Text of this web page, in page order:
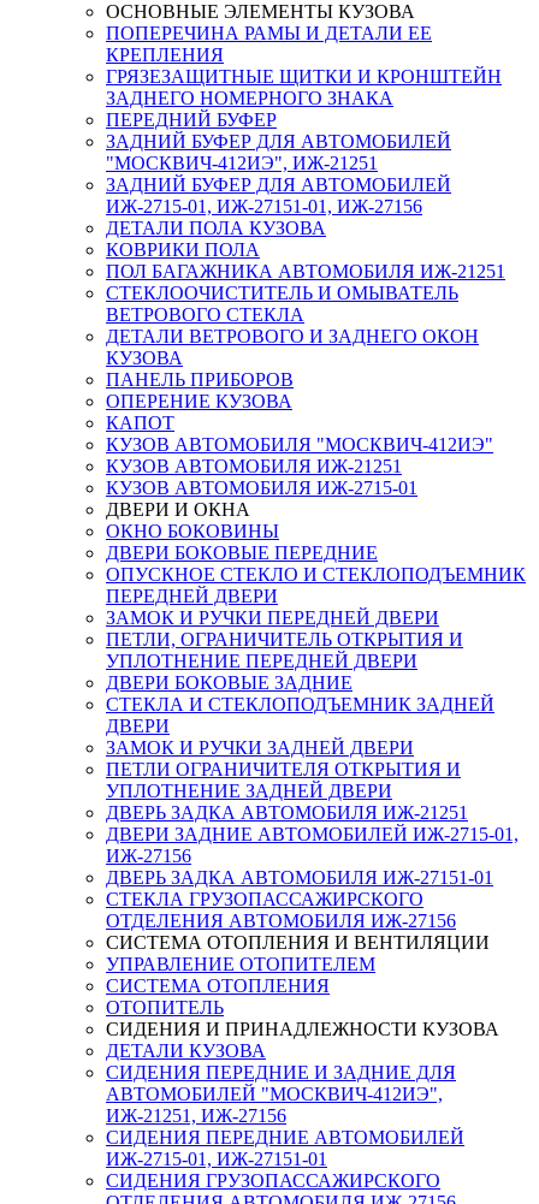
ОСНОВНЫЕ ЭЛЕМЕНТЫ КУЗОВА
ПОПЕРЕЧИНА РАМЫ И ДЕТАЛИ ЕЕ
КРЕПЛЕНИЯ
ГРЯЗЕЗАЩИТНЫЕ ЩИТКИ И КРОНШТЕЙН
ЗАДНЕГО НОМЕРНОГО ЗНАКА
ПЕРЕДНИЙ БУФЕР
ЗАДНИЙ БУФЕР ДЛЯ АВТОМОБИЛЕЙ
"МОСКВИЧ-412ИЭ", ИЖ-21251
ЗАДНИЙ БУФЕР ДЛЯ АВТОМОБИЛЕЙ
ИЖ-2715-01, ИЖ-27151-01, ИЖ-27156
ДЕТАЛИ ПОЛА КУЗОВА
КОВРИКИ ПОЛА
ПОЛ БАГАЖНИКА АВТОМОБИЛЯ ИЖ-21251
СТЕКЛООЧИСТИТЕЛЬ И ОМЫВАТЕЛЬ
ВЕТРОВОГО СТЕКЛА
ДЕТАЛИ ВЕТРОВОГО И ЗАДНЕГО ОКОН
КУЗОВА
ПАНЕЛЬ ПРИБОРОВ
ОПЕРЕНИЕ КУЗОВА
КАПОТ
КУЗОВ АВТОМОБИЛЯ "МОСКВИЧ-412ИЭ"
КУЗОВ АВТОМОБИЛЯ ИЖ-21251
КУЗОВ АВТОМОБИЛЯ ИЖ-2715-01
ДВЕРИ И ОКНА
ОКНО БОКОВИНЫ
ДВЕРИ БОКОВЫЕ ПЕРЕДНИЕ
ОПУСКНОЕ СТЕКЛО И СТЕКЛОПОДЪЕМНИК
ПЕРЕДНЕЙ ДВЕРИ
ЗАМОК И РУЧКИ ПЕРЕДНЕЙ ДВЕРИ
ПЕТЛИ, ОГРАНИЧИТЕЛЬ ОТКРЫТИЯ И
УПЛОТНЕНИЕ ПЕРЕДНЕЙ ДВЕРИ
ДВЕРИ БОКОВЫЕ ЗАДНИЕ
СТЕКЛА И СТЕКЛОПОДЪЕМНИК ЗАДНЕЙ
ДВЕРИ
ЗАМОК И РУЧКИ ЗАДНЕЙ ДВЕРИ
ПЕТЛИ ОГРАНИЧИТЕЛЯ ОТКРЫТИЯ И
УПЛОТНЕНИЕ ЗАДНЕЙ ДВЕРИ
ДВЕРЬ ЗАДКА АВТОМОБИЛЯ ИЖ-21251
ДВЕРИ ЗАДНИЕ АВТОМОБИЛЕЙ ИЖ-2715-01,
ИЖ-27156
ДВЕРЬ ЗАДКА АВТОМОБИЛЯ ИЖ-27151-01
СТЕКЛА ГРУЗОПАССАЖИРСКОГО
ОТДЕЛЕНИЯ АВТОМОБИЛЯ ИЖ-27156
СИСТЕМА ОТОПЛЕНИЯ И ВЕНТИЛЯЦИИ
УПРАВЛЕНИЕ ОТОПИТЕЛЕМ
СИСТЕМА ОТОПЛЕНИЯ
ОТОПИТЕЛЬ
СИДЕНИЯ И ПРИНАДЛЕЖНОСТИ КУЗОВА
ДЕТАЛИ КУЗОВА
СИДЕНИЯ ПЕРЕДНИЕ И ЗАДНИЕ ДЛЯ
АВТОМОБИЛЕЙ "МОСКВИЧ-412ИЭ",
ИЖ-21251, ИЖ-27156
СИДЕНИЯ ПЕРЕДНИЕ АВТОМОБИЛЕЙ
ИЖ-2715-01, ИЖ-27151-01
СИДЕНИЯ ГРУЗОПАССАЖИРСКОГО